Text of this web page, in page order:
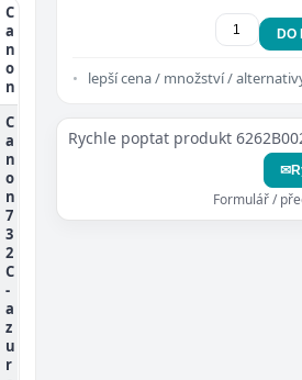
C
a
n
o
n
C
a
n
o
n
7
3
2
C
-
a
z
u
r
DO
lepší cena / množství /
Rychle poptat produkt
✉
Formulář /